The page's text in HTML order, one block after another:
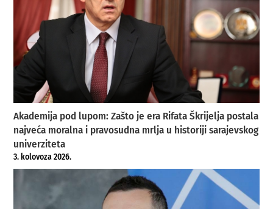
Akademija pod lupom: Zašto je era Rifata Škrijelja postala
najveća moralna i pravosudna mrlja u historiji sarajevskog
univerziteta
3. kolovoza 2026.